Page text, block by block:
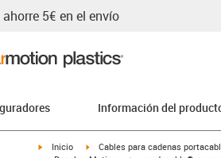
5€ en el envío
Información del
igus-icon-arrow-right
Inicio igus-icon-arrow-right
Cables para cadenas